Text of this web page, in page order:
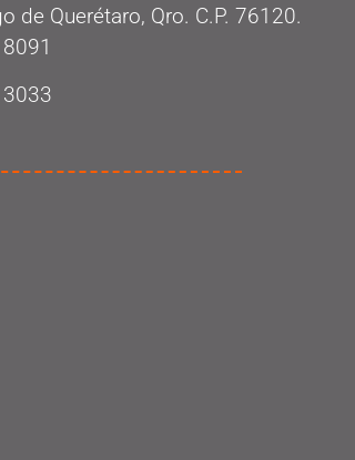
de Querétaro, Qro. C.P. 76120.